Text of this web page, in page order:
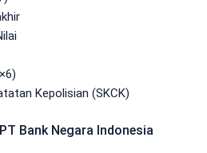
Kepolisian (SKCK)
Bank Negara Indonesia